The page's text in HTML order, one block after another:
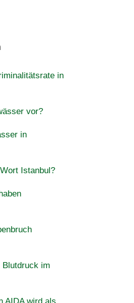
in
vor?
in
Istanbul?
Blutdruck im